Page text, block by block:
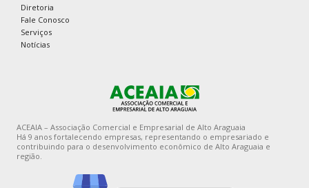
Diretoria
Fale Conosco
Serviços
Notícias
ACEAIA – Associação Comercial e Empresarial de Alto Araguaia
Há 9 anos fortalecendo empresas, representando o empresariado e
contribuindo para o desenvolvimento econômico de Alto Araguaia e
região.